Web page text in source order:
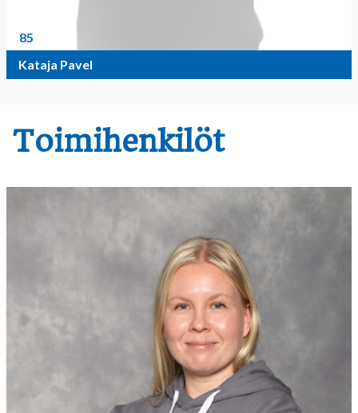
85
Kataja Pavel
Toimihenkilöt